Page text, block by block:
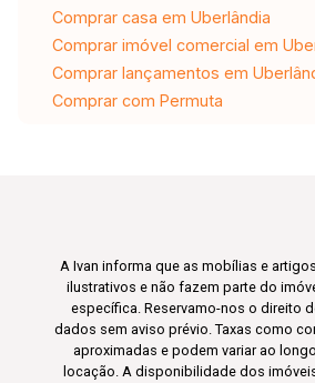
Comprar casa em Uberlândia
Comprar imóvel comercial em
Comprar lançamentos em
Comprar com Permuta
A Ivan informa que as mobílias e
ilustrativos e não fazem parte do
específica. Reservamo-nos o direito
dados sem aviso prévio. Taxas como
aproximadas e podem variar ao
locação. A disponibilidade dos